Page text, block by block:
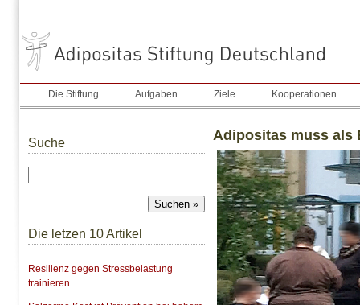
Die Stiftung Aufgaben Ziele Kooperationen
Suche
Die letzen 10 Artikel
Resilienz gegen Stressbelastung
trainieren
Adipositas muss als